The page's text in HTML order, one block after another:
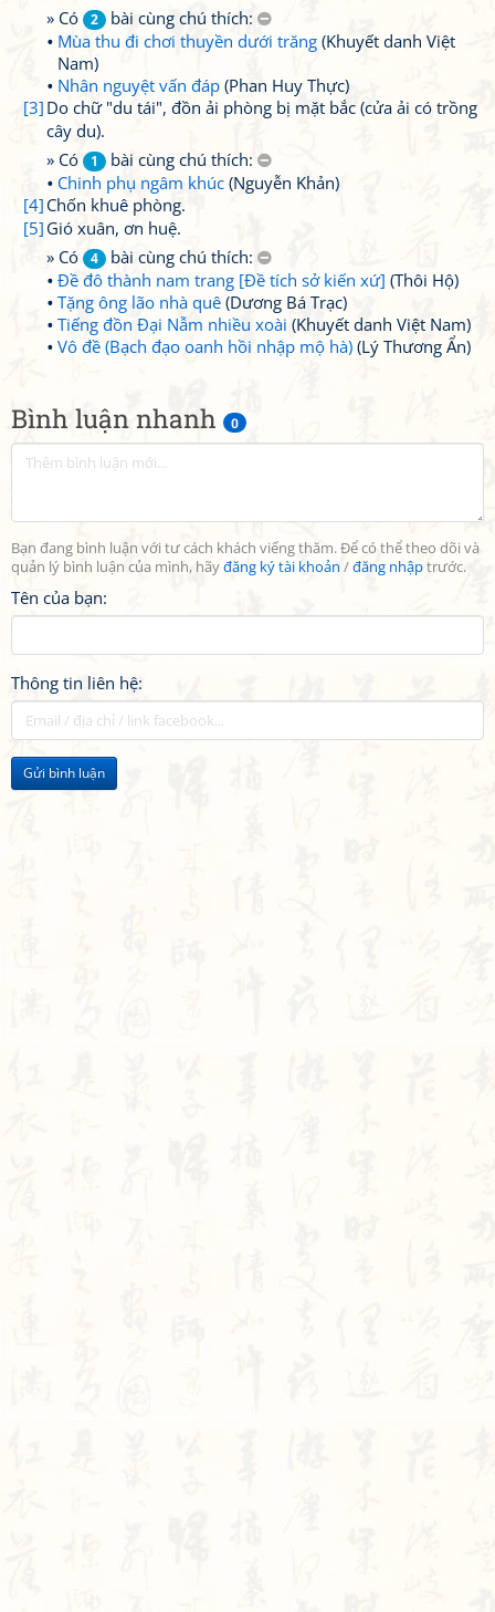
Bình luận nhanh 0
Bạn đang bình luận với tư cách khách viếng thăm. Để có thể theo dõi và
quản lý bình luận của mình, hãyđăng ký tài khoản /đăng nhậptrước.
Tên của bạn:
Thông tin liên hệ:
Gửi bình luận
» Có
2
bài cùng chú thích:
Mùa thu đi chơi thuyền dưới trăng (Khuyết danh Việt
Nam)
Nhân nguyệt vấn đáp (Phan Huy Thực)
[3] Do chữ "du tái", đồn ải phòng bị mặt bắc (cửa ải có trồng
cây du).
» Có
1
bài cùng chú thích:
Chinh phụ ngâm khúc (Nguyễn Khản)
[4] Chốn khuê phòng.
[5] Gió xuân, ơn huệ.
» Có
4
bài cùng chú thích:
Đề đô thành nam trang [Đề tích sở kiến xứ] (Thôi Hộ)
Tặng ông lão nhà quê (Dương Bá Trạc)
Tiếng đồn Đại Nẫm nhiều xoài (Khuyết danh Việt Nam)
Vô đề (Bạch đạo oanh hồi nhập mộ hà) (Lý Thương Ẩn)